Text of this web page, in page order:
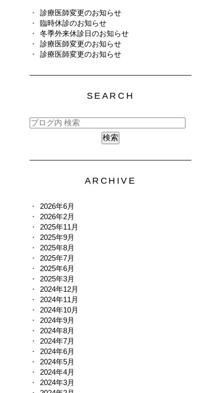
診療医師変更のお知らせ
臨時休診のお知らせ
冬季外来休診日のお知らせ
診療医師変更のお知らせ
診療医師変更のお知らせ
SEARCH
ARCHIVE
2026年6月
2026年2月
2025年11月
2025年9月
2025年8月
2025年7月
2025年6月
2025年3月
2024年12月
2024年11月
2024年10月
2024年9月
2024年8月
2024年7月
2024年6月
2024年5月
2024年4月
2024年3月